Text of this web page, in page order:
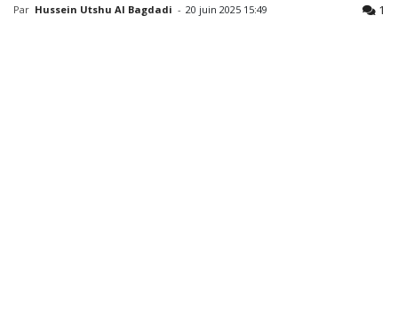
Par Hussein Utshu Al Bagdadi - 20 juin 2025 15:49 1